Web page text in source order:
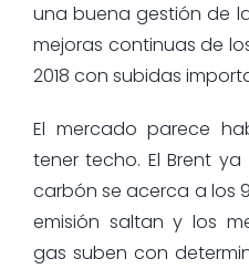
una buena gestión de
mejoras continuas de
2018 con subidas
El mercado parece
tener techo. El Brent
carbón se acerca a los
emisión saltan y los
gas suben con